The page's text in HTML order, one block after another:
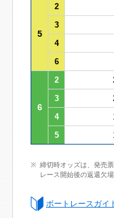
5
2
3
4
6
6
2
3
4
5
締切時オッズは、発売
レース開始後の返還欠
ボートレースガイ